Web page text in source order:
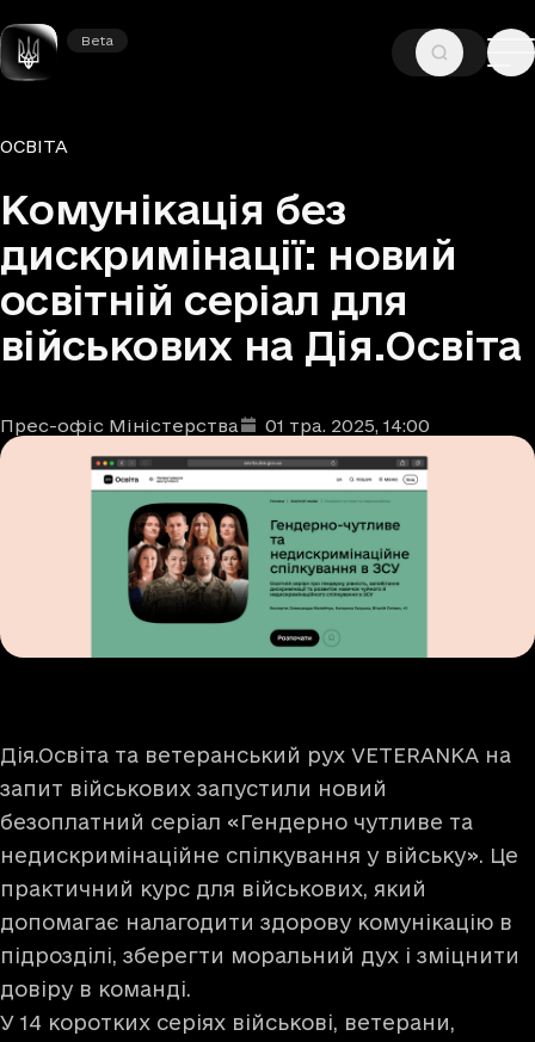
Beta
Beta
ГОЛОВНА
Рубрики
ОСВІТА
Комунікація без
дискримінації: новий
освітній серіал для
військових на Дія.Освіта
Автори
Прес-офіс Міністерства
Дата та час публікації: 01 тра. 2025, 14:00
Дія.Освіта та ветеранський рух VETERANKA на
запит військових запустили новий
безоплатний серіал «Гендерно чутливе та
недискримінаційне спілкування у війську». Це
практичний курс для військових, який
допомагає налагодити здорову комунікацію в
підрозділі, зберегти моральний дух і зміцнити
довіру в команді.
У 14 коротких серіях військові, ветерани,